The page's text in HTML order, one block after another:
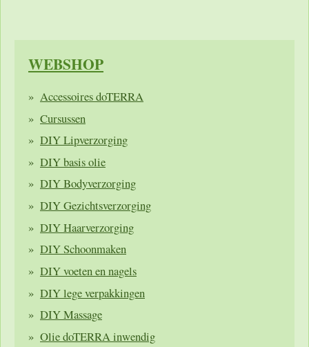
WEBSHOP
Accessoires doTERRA
Cursussen
DIY Lipverzorging
DIY basis olie
DIY Bodyverzorging
DIY Gezichtsverzorging
DIY Haarverzorging
DIY Schoonmaken
DIY voeten en nagels
DIY lege verpakkingen
DIY Massage
Olie doTERRA inwendig